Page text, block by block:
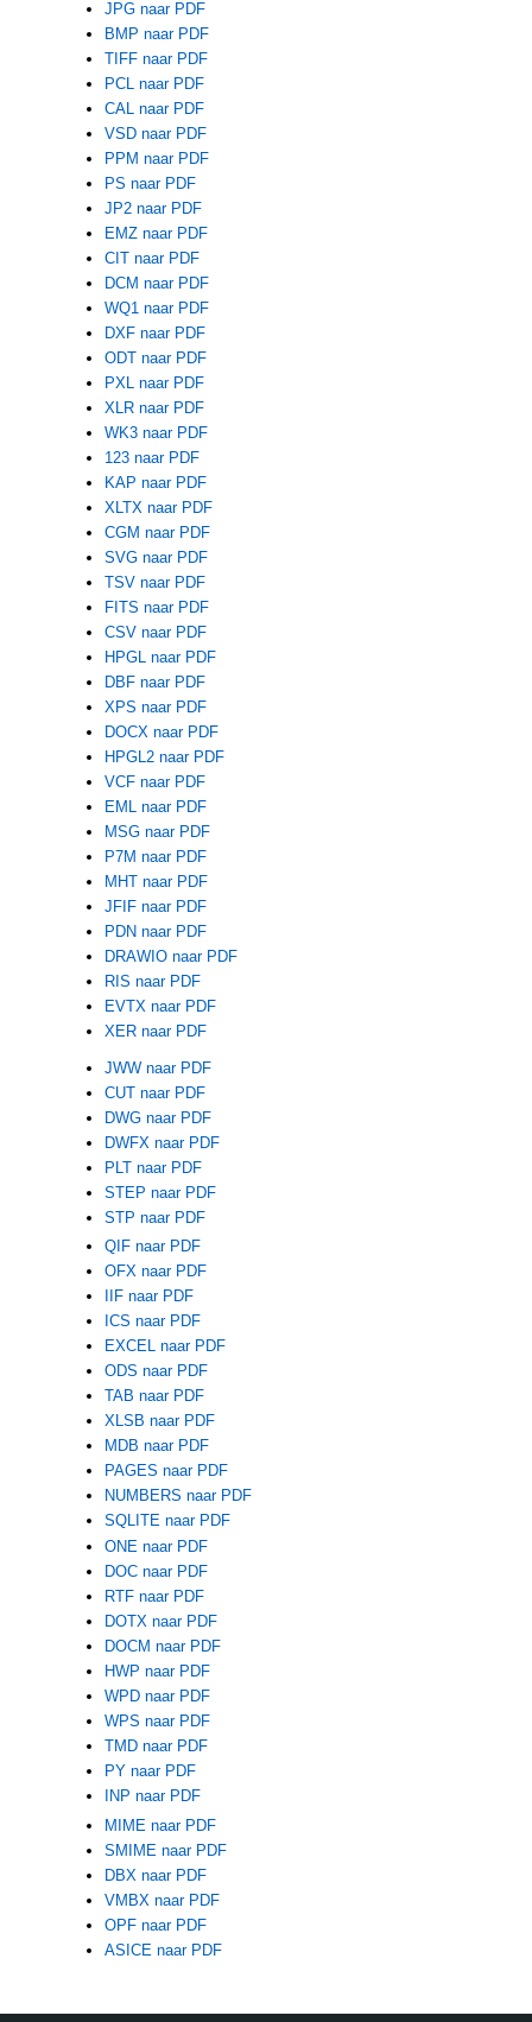
JPG naar PDF
BMP naar PDF
TIFF naar PDF
PCL naar PDF
CAL naar PDF
VSD naar PDF
PPM naar PDF
PS naar PDF
JP2 naar PDF
EMZ naar PDF
CIT naar PDF
DCM naar PDF
WQ1 naar PDF
DXF naar PDF
ODT naar PDF
PXL naar PDF
XLR naar PDF
WK3 naar PDF
123 naar PDF
KAP naar PDF
XLTX naar PDF
CGM naar PDF
SVG naar PDF
TSV naar PDF
FITS naar PDF
CSV naar PDF
HPGL naar PDF
DBF naar PDF
XPS naar PDF
DOCX naar PDF
HPGL2 naar PDF
VCF naar PDF
EML naar PDF
MSG naar PDF
P7M naar PDF
MHT naar PDF
JFIF naar PDF
PDN naar PDF
DRAWIO naar PDF
RIS naar PDF
EVTX naar PDF
XER naar PDF
JWW naar PDF
CUT naar PDF
DWG naar PDF
DWFX naar PDF
PLT naar PDF
STEP naar PDF
STP naar PDF
QIF naar PDF
OFX naar PDF
IIF naar PDF
ICS naar PDF
EXCEL naar PDF
ODS naar PDF
TAB naar PDF
XLSB naar PDF
MDB naar PDF
PAGES naar PDF
NUMBERS naar PDF
SQLITE naar PDF
ONE naar PDF
DOC naar PDF
RTF naar PDF
DOTX naar PDF
DOCM naar PDF
HWP naar PDF
WPD naar PDF
WPS naar PDF
TMD naar PDF
PY naar PDF
INP naar PDF
MIME naar PDF
SMIME naar PDF
DBX naar PDF
VMBX naar PDF
OPF naar PDF
ASICE naar PDF